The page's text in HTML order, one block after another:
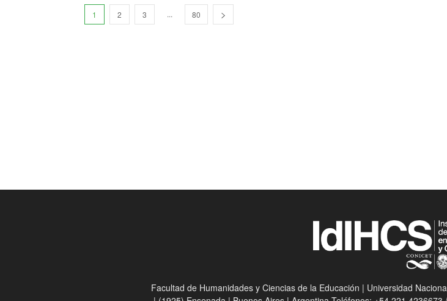
1 2 3 ... 80
Facultad de Humanidades y Ciencias de la Educación | Universidad